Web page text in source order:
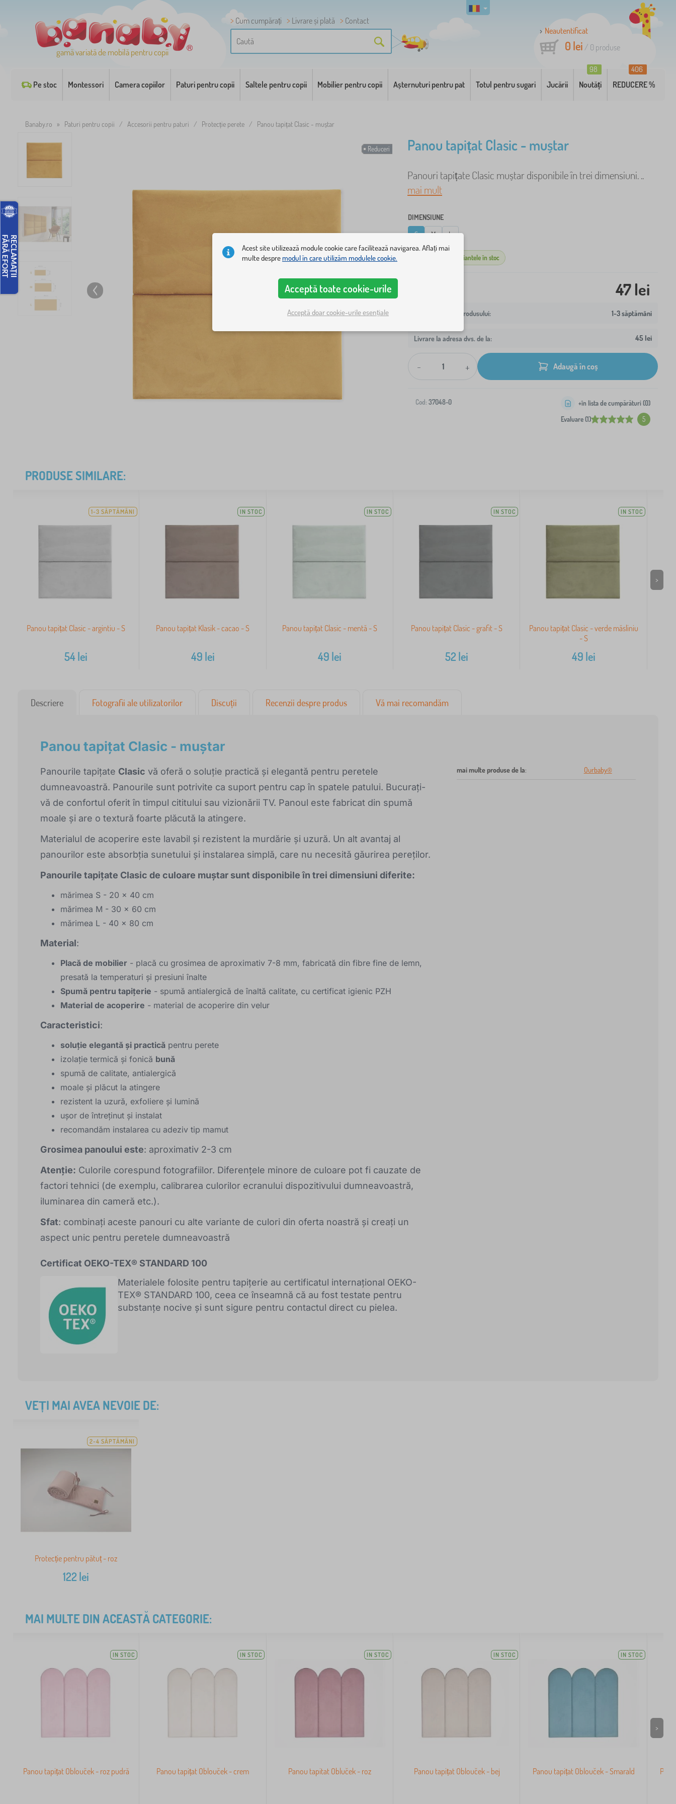
gamă variată de mobilă pentru copii
Cum cumpărați Livrare și plată
Contact
Neautentificat
0 lei / 0 produse
Pe stoc Montessori Camera copiilor Paturi pentru copii Saltele pentru copii Mobilier pentru copii Așternuturi pentru pat Totul pentru sugari Jucării Noutăți
98
REDUCERE %
406
Banaby.ro » Paturi pentru copii / Accesorii pentru paturi / Protecție perete / Panou tapițat Clasic - muștar
Reduceri Panou tapițat Clasic - muștar
Panouri tapițate Clasic muștar disponibile în trei dimensiuni. ..
mai mult
DIMENSIUNE
S
M L
Afișează doar variantele în stoc
47 lei
1-3 săptămâni
Livrare la adresa dvs. de la: 45 lei
- + Adaugă în coș
Cod: 37048-0
Evaluare (1) 5
+în lista de cumpărături (0)
PRODUSE SIMILARE:
1-3 SĂPTĂMÂNI
Panou tapițat Clasic - argintiu - S
54lei
IN STOC
Panou tapițat Klasik - cacao - S
49 lei
IN STOC
Panou tapițat Clasic - mentă - S
49 lei
IN STOC
Panou tapițat Clasic - grafit - S
52 lei
IN STOC
Panou tapițat Clasic - verde măsliniu
- S
49 lei
>
Descriere Fotografii ale utilizatorilor Discuții Recenzii despre produs Vă mai recomandăm
Panou tapițat Clasic - muștar
Panourile tapițate Clasic vă oferă o soluție practică și elegantă pentru peretele
dumneavoastră. Panourile sunt potrivite ca suport pentru cap în spatele patului. Bucurați-
vă de confortul oferit în timpul cititului sau vizionării TV. Panoul este fabricat din spumă
moale și are o textură foarte plăcută la atingere.
Materialul de acoperire este lavabil și rezistent la murdărie și uzură. Un alt avantaj al
panourilor este absorbția sunetului și instalarea simplă, care nu necesită găurirea pereților.
Panourile tapițate Clasic de culoare muștar sunt disponibile în trei dimensiuni diferite:
mărimea S - 20 x 40 cm
mărimea M - 30 x 60 cm
mărimea L - 40 x 80 cm
Material:
Placă de mobilier - placă cu grosimea de aproximativ 7-8 mm, fabricată din fibre fine de lemn,
presată la temperaturi și presiuni înalte
Spumă pentru tapițerie - spumă antialergică de înaltă calitate, cu certificat igienic PZH
Material de acoperire - material de acoperire din velur
Caracteristici:
soluție elegantă și practică pentru perete
izolație termică și fonică bună
spumă de calitate, antialergică
moale și plăcut la atingere
rezistent la uzură, exfoliere și lumină
ușor de întreținut și instalat
recomandăm instalarea cu adeziv tip mamut
Grosimea panoului este: aproximativ 2-3 cm
Atenție: Culorile corespund fotografiilor. Diferențele minore de culoare pot fi cauzate de
factori tehnici (de exemplu, calibrarea culorilor ecranului dispozitivului dumneavoastră,
iluminarea din cameră etc.).
Sfat: combinați aceste panouri cu alte variante de culori din oferta noastră și creați un
aspect unic pentru peretele dumneavoastră
Certificat OEKO-TEX® STANDARD 100
Materialele folosite pentru tapițerie au certificatul internațional OEKO-
TEX® STANDARD 100, ceea ce înseamnă că au fost testate pentru
substanțe nocive și sunt sigure pentru contactul direct cu pielea.
mai multe produse de la: Ourbaby®
VEȚI MAI AVEA NEVOIE DE:
2-4 SĂPTĂMÂNI
Protecție pentru pătuț - roz
122 lei
MAI MULTE DIN ACEASTĂ CATEGORIE:
IN STOC
Panou tapițat Oblouček - roz pudră
IN STOC
Panou tapițat Oblouček - crem
IN STOC
Panou tapitat Obluček - roz
IN STOC
Panou tapițat Oblouček - bej
IN STOC
Panou tapițat Oblouček - Smarald
>
Acest site utilizează module cookie care facilitează navigarea. Aflați mai
multe despremodul în care utilizăm modulele cookie.
Acceptă toate cookie-urile
Acceptă doar cookie-urile esențiale